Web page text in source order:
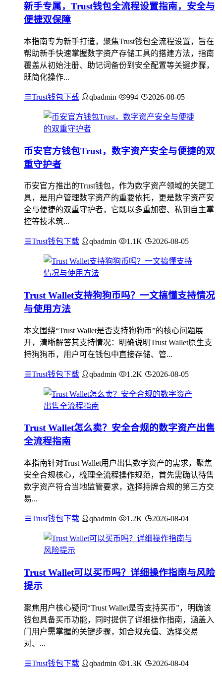
新手专属，Trust钱包全流程设置指南，安全与
便捷双保障
本指南专为新手打造，聚焦Trust钱包全流程设置，旨在
帮助新手快速掌握数字资产存储工具的搭建方法，指南
覆盖从初始注册、助记词备份到安全配置等关键步骤，
既简化操作...
Trust钱包下载 qbadmin 994 2026-08-05
币安官方钱包Trust，数字资产安全与便捷的双
重守护者
币安官方推出的Trust钱包，作为数字资产领域的关键工
具，是用户管理数字资产的重要依托，更是数字资产安
全与便捷的双重守护者，它既以多重加密、私钥自主掌
控等技术筑...
Trust钱包下载 qbadmin 1.1K 2026-08-05
Trust Wallet支持狗狗币吗？一文搞懂支持情况
与使用方法
本文围绕“Trust Wallet是否支持狗狗币”的核心问题展
开，清晰解答其支持情况：明确说明Trust Wallet原生支
持狗狗币，用户可在钱包中直接存储、管...
Trust钱包下载 qbadmin 1.2K 2026-08-05
Trust Wallet怎么卖？安全合规的数字资产出售
全流程指南
本指南针对Trust Wallet用户出售数字资产的需求，聚焦
安全合规核心，梳理全流程操作规范，首先需确认待售
数字资产符合当地监管要求，选择持牌合规的第三方交
易...
Trust钱包下载 qbadmin 1.2K 2026-08-04
Trust Wallet可以买币吗？详细操作指南与风险
提示
聚焦用户核心疑问“Trust Wallet是否支持买币”，明确该
钱包具备买币功能，同时提供了详细操作指南，涵盖入
门用户需掌握的关键步骤，如合规充值、选择交易
对、...
Trust钱包下载 qbadmin 1.3K 2026-08-04